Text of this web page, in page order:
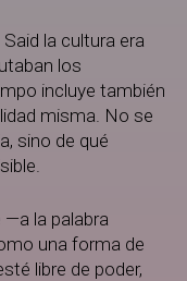
la cultura era
los
incluye también
misma. No se
sino de qué
—a la palabra
una forma de
libre de poder,